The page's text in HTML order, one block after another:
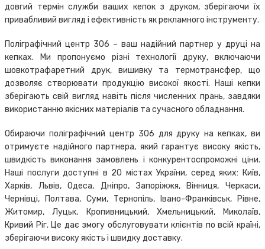
довгий термін служби ваших кепок з друком, зберігаючи їх
привабливий вигляд і ефективність як рекламного інструменту.
Поліграфічний центр 306 – ваш надійний партнер у друці на
кепках. Ми пропонуємо різні технології друку, включаючи
шовкотрафаретний друк, вишивку та термотрансфер, що
дозволяє створювати продукцію високої якості. Наші кепки
зберігають свій вигляд навіть після численних прань, завдяки
використанню якісних матеріалів та сучасного обладнання.
Обираючи поліграфічний центр 306 для друку на кепках, ви
отримуєте надійного партнера, який гарантує високу якість,
швидкість виконання замовлень і конкурентоспроможні ціни.
Наші послуги доступні в 20 містах України, серед яких: Київ,
Харків, Львів, Одеса, Дніпро, Запоріжжя, Вінниця, Черкаси,
Чернівці, Полтава, Суми, Тернопіль, Івано-Франківськ, Рівне,
Житомир, Луцьк, Кропивницький, Хмельницький, Миколаїв,
Кривий Ріг. Це дає змогу обслуговувати клієнтів по всій країні,
зберігаючи високу якість і швидку доставку.